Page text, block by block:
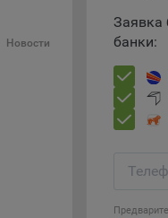
–
Новости
Заявка
банки: